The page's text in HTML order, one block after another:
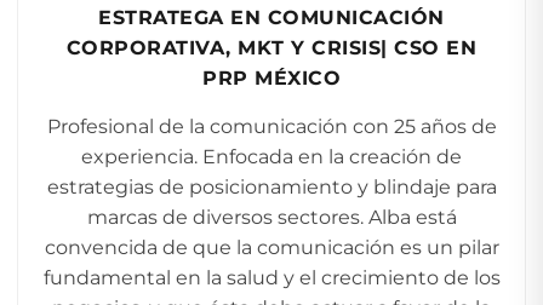
ESTRATEGA EN COMUNICACIÓN
CORPORATIVA, MKT Y CRISIS| CSO EN
PRP MÉXICO
Profesional de la comunicación con 25 años de
experiencia. Enfocada en la creación de
estrategias de posicionamiento y blindaje para
marcas de diversos sectores. Alba está
convencida de que la comunicación es un pilar
fundamental en la salud y el crecimiento de los